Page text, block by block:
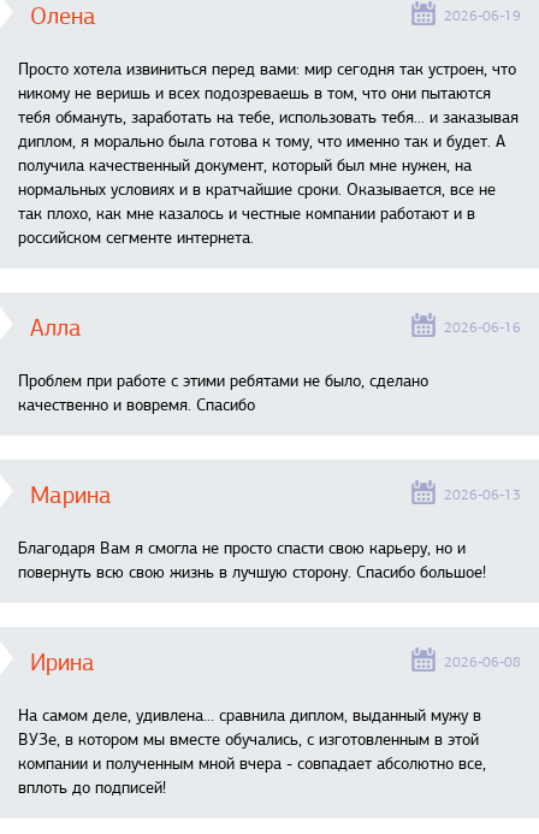
Олена 2026-06-19
Просто хотела извиниться перед вами: мир сегодня так устроен, что
никому не веришь и всех подозреваешь в том, что они пытаются
тебя обмануть, заработать на тебе, использовать тебя... и заказывая
диплом, я морально была готова к тому, что именно так и будет. А
получила качественный документ, который был мне нужен, на
нормальных условиях и в кратчайшие сроки. Оказывается, все не
так плохо, как мне казалось и честные компании работают и в
российском сегменте интернета.
Алла 2026-06-16
Проблем при работе с этими ребятами не было, сделано
качественно и вовремя. Спасибо
Марина 2026-06-13
Благодаря Вам я смогла не просто спасти свою карьеру, но и
повернуть всю свою жизнь в лучшую сторону. Спасибо большое!
Ирина 2026-06-08
На самом деле, удивлена… сравнила диплом, выданный мужу в
ВУЗе, в котором мы вместе обучались, с изготовленным в этой
компании и полученным мной вчера - совпадает абсолютно все,
вплоть до подписей!